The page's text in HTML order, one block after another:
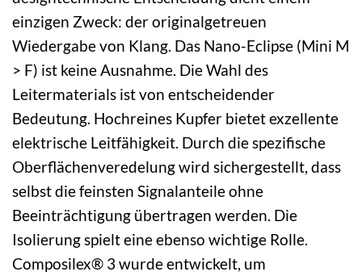
einzigen Zweck: der originalgetreuen
Wiedergabe von Klang. Das Nano-Eclipse (Mini M
> F) ist keine Ausnahme. Die Wahl des
Leitermaterials ist von entscheidender
Bedeutung. Hochreines Kupfer bietet exzellente
elektrische Leitfähigkeit. Durch die spezifische
Oberflächenveredelung wird sichergestellt, dass
selbst die feinsten Signalanteile ohne
Beeinträchtigung übertragen werden. Die
Isolierung spielt eine ebenso wichtige Rolle.
Composilex® 3 wurde entwickelt, um